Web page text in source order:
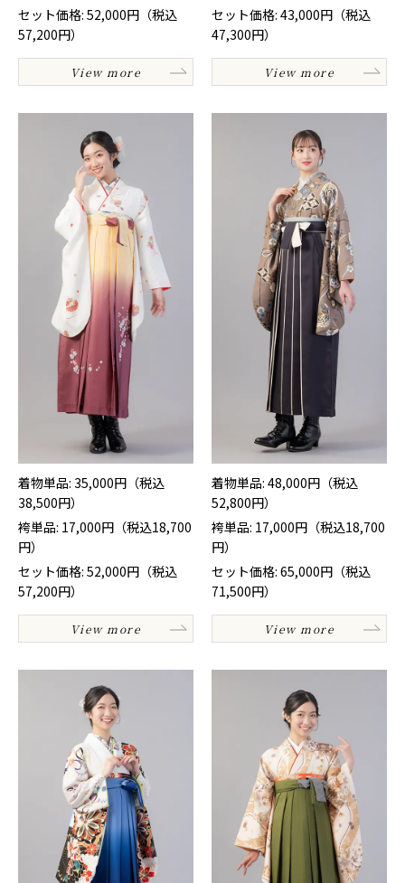
セット価格: 52,000円（税込
57,200円）
View more
セット価格: 43,000円（税込
47,300円）
View more
着物単品: 35,000円（税込
38,500円）
袴単品: 17,000円（税込18,700
円）
セット価格: 52,000円（税込
57,200円）
View more
着物単品: 48,000円（税込
52,800円）
袴単品: 17,000円（税込18,700
円）
セット価格: 65,000円（税込
71,500円）
View more